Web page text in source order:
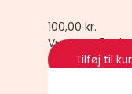
100,00kr.
Vurderet0ud
Tilføj til